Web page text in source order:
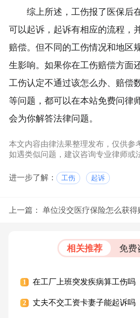
综上所述，工伤报了医保后
可以起诉，起诉有相应的流程，
赔偿。但不同的工伤情况和地区
生影响。如果你在工伤赔偿方面
工伤认定不通过该怎么办、赔偿
等问题，都可以在本站免费问律
会为你解答法律问题。
本文内容由律法果整理发布，仅供参
如遇类似问题，建议咨询专业律师或
进一步了解： 工伤 起诉
上一篇： 单位没交医疗保险怎么获得
相关推荐 免费
1 在工厂上班突发疾病算工伤吗
2 丈夫不交工资卡妻子能起诉吗